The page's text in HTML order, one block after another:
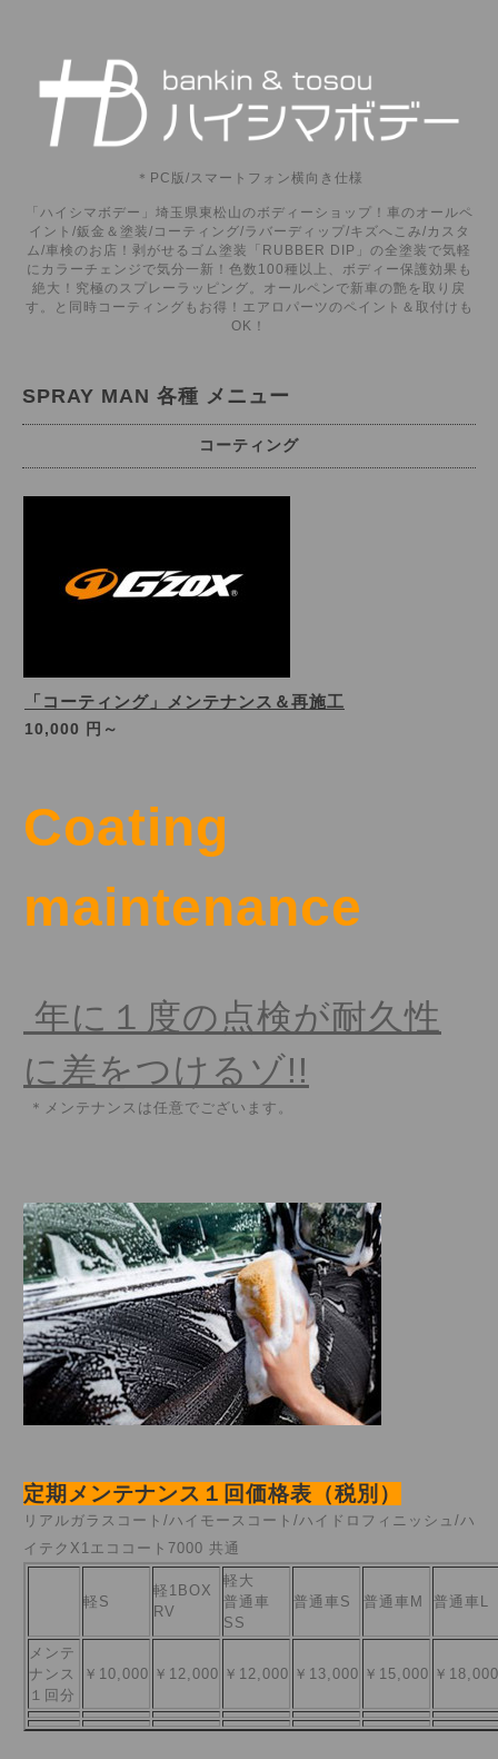
＊PC版/スマートフォン横向き仕様
「ハイシマボデー」埼玉県東松山のボディーショップ！車のオールペ
イント/鈑金＆塗装/コーティング/ラバーディップ/キズへこみ/カスタ
ム/車検のお店！剥がせるゴム塗装「RUBBER DIP」の全塗装で気軽
にカラーチェンジで気分一新！色数100種以上、ボディー保護効果も
絶大！究極のスプレーラッピング。オールペンで新車の艶を取り戻
す。と同時コーティングもお得！エアロパーツのペイント＆取付けも
OK！
SPRAY MAN 各種 メニュー
コーティング
「コーティング」メンテナンス＆再施工
10,000 円～
Coating
maintenance
年に１度の点検が耐久性
に差をつけるゾ!!
＊メンテナンスは任意でございます。
定期メンテナンス１回価格表（税別）
リアルガラスコート/ハイモースコート/ハイドロフィニッシュ/ハ
イテクX1エココート7000 共通
軽S
軽1BOX
RV
軽大
普通車
SS
普通車S 普通車M 普通車L
メンテ
ナンス
１回分
￥10,000 ￥12,000 ￥12,000 ￥13,000 ￥15,000 ￥18,000